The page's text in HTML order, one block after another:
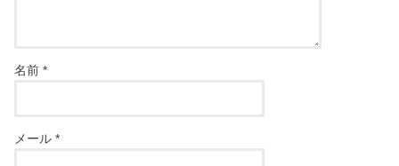
名前*
メール*